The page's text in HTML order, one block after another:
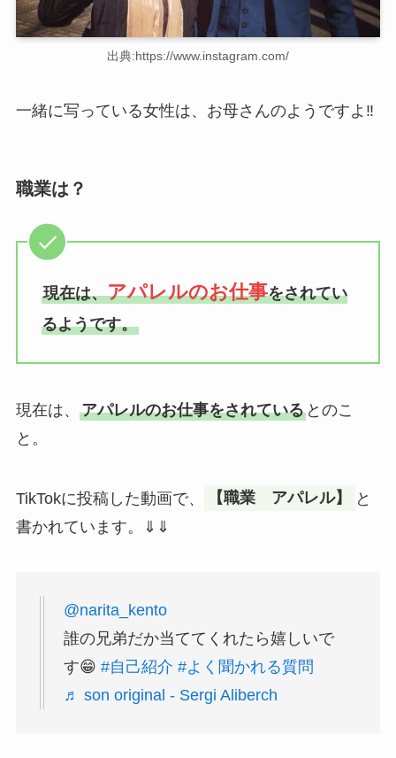
出典:https://www.instagram.com/
一緒に写っている女性は、お母さんのようですよ‼
職業は？
現在は、アパレルのお仕事をされてい
るようです。
現在は、 アパレルのお仕事をされているとのこ
と。
TikTokに投稿した動画で、 【職業 アパレル】
と
書かれています。⇓⇓
@narita_kento
誰の兄弟だか当ててくれたら嬉しいで
す😁 #自己紹介 #よく聞かれる質問
♬ son original - Sergi Aliberch